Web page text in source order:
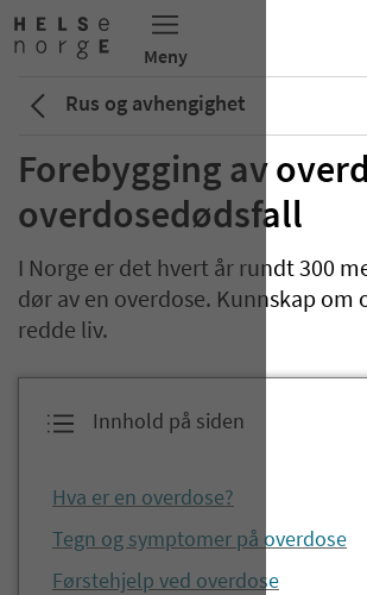
Rus og avhengighet
Forebygging av
overdosedødsfall
I Norge er det hvert år rundt 300
dør av en overdose. Kunnskap om
redde liv.
Innhold på siden
Hva er en overdose?
Tegn og symptomer på overdose
Førstehjelp ved overdose